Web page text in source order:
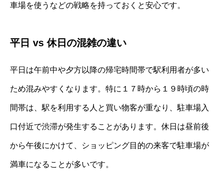
車場を使うなどの戦略を持っておくと安心です。
平日 vs 休日の混雑の違い
平日は午前中や夕方以降の帰宅時間帯で駅利用者が多い
ため混みやすくなります。特に１７時から１９時頃の時
間帯は、駅を利用する人と買い物客が重なり、駐車場入
口付近で渋滞が発生することがあります。休日は昼前後
から午後にかけて、ショッピング目的の来客で駐車場が
満車になることが多いです。